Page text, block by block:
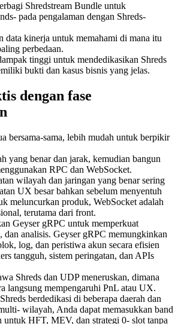
Shredstream Bundle untuk
pada pengalaman dengan Shreds-
data kinerja untuk memahami di mana itu
perbedaan.
tinggi untuk mendedikasikan Shreds
bukti dan kasus bisnis yang jelas.
dengan fase
bersama-sama, lebih mudah untuk berpikir
yang benar dan jarak, kemudian bangun
RPC dan WebSocket.
wilayah dan jaringan yang benar sering
UX besar bahkan sebelum menyentuh
meluncurkan produk, WebSocket adalah
terutama dari front.
Geyser gRPC untuk memperkuat
dan analisis. Geyser gRPC memungkinkan
log, dan peristiwa akun secara efisien
tangguh, sistem peringatan, dan APIs
Shreds dan UDP meneruskan, dimana
langsung mempengaruhi PnL atau UX.
berdedikasi di beberapa daerah dan
wilayah, Anda dapat memasukkan band
untuk HFT, MEV, dan strategi 0- slot tanpa